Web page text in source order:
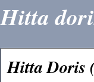
Hitta
Hitta Doris